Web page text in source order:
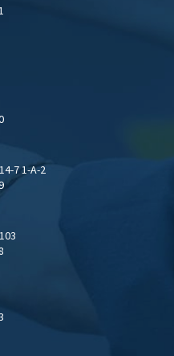
7 1-A-2